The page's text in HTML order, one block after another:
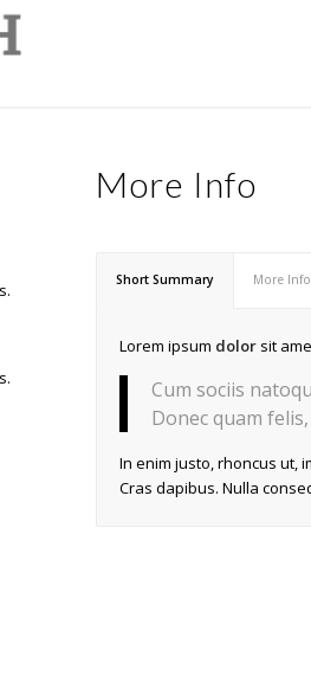
More Info
Short Summary More Info
Lorem ipsum dolor sit
Cum sociis
Donec quam
In enim justo, rhoncus ut,
Cras dapibus. Nulla